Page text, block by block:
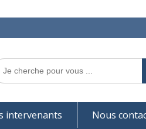
intervenants
Nous